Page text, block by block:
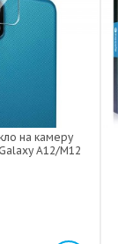
на камеру
A12/M12